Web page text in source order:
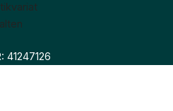
41247126